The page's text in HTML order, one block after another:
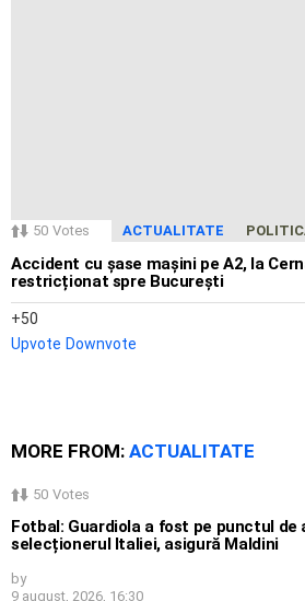
50 Votes ACTUALITATE
Accident cu șase mașini pe A2, la
restricționat spre București
50
Upvote Downvote
MORE FROM: ACTUALITATE
50 Votes
Fotbal: Guardiola a fost pe punctul
selecționerul Italiei, asigură Maldini
by
9 august, 2026, 16:30